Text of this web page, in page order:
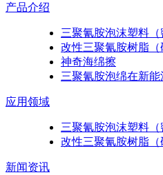
产品介绍
三聚氰胺泡沫塑料（
改性三聚氰胺树脂（
神奇海绵擦
三聚氰胺泡绵在新
应用领域
三聚氰胺泡沫塑料（
改性三聚氰胺树脂（
新闻资讯